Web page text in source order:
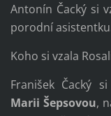
Antonín Čacký si
porodní
Koho si vzala
Franišek Čacký
Marii Šepsovou,